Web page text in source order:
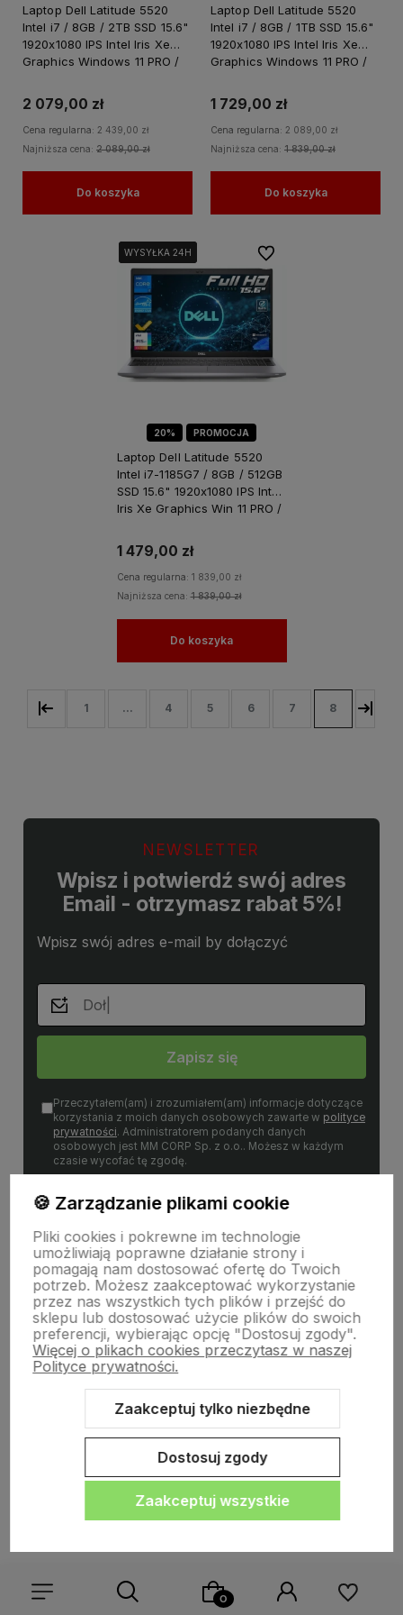
Laptop Dell Latitude 5520
Intel i7 / 8GB / 2TB SSD 15.6"
1920x1080 IPS Intel Iris Xe
Graphics Windows 11 PRO /
2 079,00 zł
Cena regularna: 2 439,00 zł
Najniższa cena: 2 089,00 zł
Do koszyka
Laptop Dell Latitude 5520
Intel i7 / 8GB / 1TB SSD 15.6"
1920x1080 IPS Intel Iris Xe
Graphics Windows 11 PRO /
1 729,00 zł
Cena regularna: 2 089,00 zł
Najniższa cena: 1 839,00 zł
Do koszyka
20% PROMOCJA
WYSYŁKA 24H
WYSYŁKA 24H
WYSYŁKA 24H
WYSYŁKA 24H
Laptop Dell Latitude 5520
Intel i7-1185G7 / 8GB / 512GB
SSD 15.6" 1920x1080 IPS Intel
Iris Xe Graphics Win 11 PRO /
1 479,00 zł
Cena regularna: 1 839,00 zł
Najniższa cena:1 839,00 zł
Do koszyka
Do ulubionych
1 ... 4 5 6 7 8
NEWSLETTER
Wpisz i potwierdź swój adres
Email - otrzymasz rabat 5%!
Wpisz swój adres e-mail by dołączyć
Zapisz się
Przeczytałem(am) i zrozumiałem(am) informacje dotyczące
korzystania z moich danych osobowych zawarte w polityce
prywatności. Administratorem podanych danych
osobowych jest MM CORP Sp. z o.o.. Możesz w każdym
czasie wycofać tę zgodę.
Kontakt
Płatności i dostawa
Informacje
🍪 Zarządzanie plikami cookie
Pliki cookies i pokrewne im technologie
umożliwiają poprawne działanie strony i
pomagają nam dostosować ofertę do Twoich
potrzeb. Możesz zaakceptować wykorzystanie
przez nas wszystkich tych plików i przejść do
sklepu lub dostosować użycie plików do swoich
preferencji, wybierając opcję "Dostosuj zgody".
Więcej o plikach cookies przeczytasz w naszej
Polityce prywatności.
Zaakceptuj tylko niezbędne
Dostosuj zgody
Zaakceptuj wszystkie